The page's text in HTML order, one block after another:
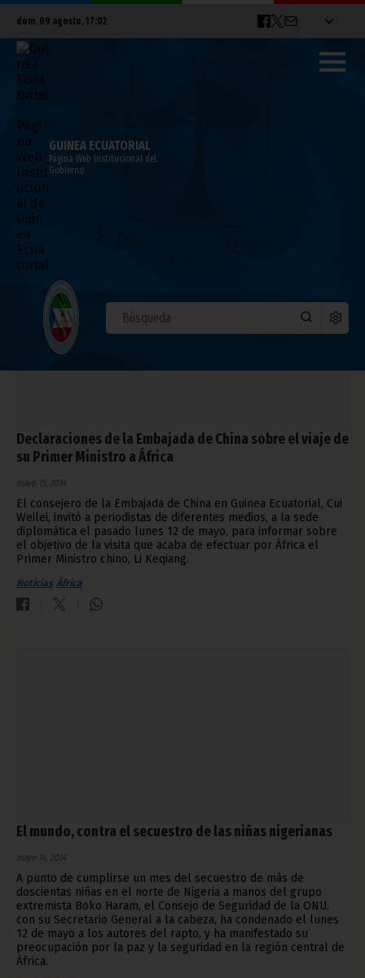
dom. 09 agosto, 17:02
GUINEA ECUATORIAL
Página Web Institucional del
Gobierno
ÁFRICA
Declaraciones de la Embajada de China sobre el viaje de
su Primer Ministro a África
mayo 15, 2014
El consejero de la Embajada de China en Guinea Ecuatorial, Cui
Weilei, invitó a periodistas de diferentes medios, a la sede
diplomática el pasado lunes 12 de mayo, para informar sobre
el objetivo de la visita que acaba de efectuar por África el
Primer Ministro chino, Li Keqiang.
Noticias África
El mundo, contra el secuestro de las niñas nigerianas
mayo 14, 2014
A punto de cumplirse un mes del secuestro de más de
doscientas niñas en el norte de Nigeria a manos del grupo
extremista Boko Haram, el Consejo de Seguridad de la ONU,
con su Secretario General a la cabeza, ha condenado el lunes
12 de mayo a los autores del rapto, y ha manifestado su
preocupación por la paz y la seguridad en la región central de
África.